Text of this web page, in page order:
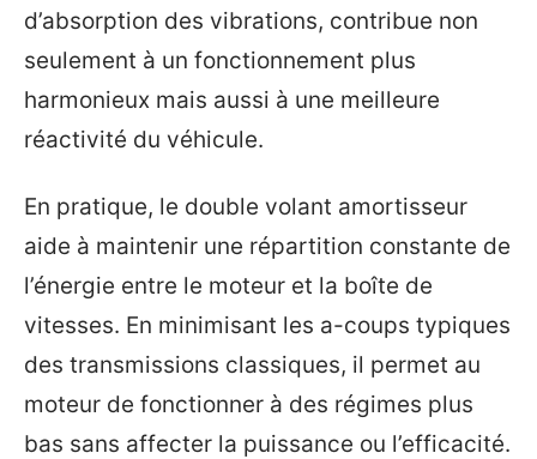
d’absorption des vibrations, contribue non
seulement à un fonctionnement plus
harmonieux mais aussi à une meilleure
réactivité du véhicule.
En pratique, le double volant amortisseur
aide à maintenir une répartition constante de
l’énergie entre le moteur et la boîte de
vitesses. En minimisant les a-coups typiques
des transmissions classiques, il permet au
moteur de fonctionner à des régimes plus
bas sans affecter la puissance ou l’efficacité.